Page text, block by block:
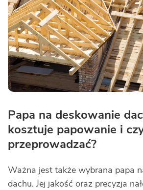
Papa na deskowanie
kosztuje papowanie i
przeprowadzać?
Ważna jest także wybrana papa
dachu. Jej jakość oraz precyzja